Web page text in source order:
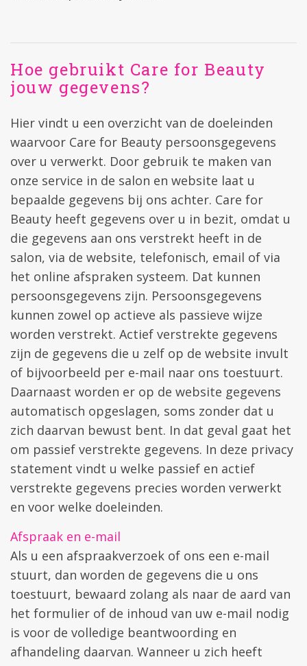
Hoe gebruikt Care for Beauty
jouw gegevens?
Hier vindt u een overzicht van de doeleinden
waarvoor Care for Beauty persoonsgegevens
over u verwerkt. Door gebruik te maken van
onze service in de salon en website laat u
bepaalde gegevens bij ons achter. Care for
Beauty heeft gegevens over u in bezit, omdat u
die gegevens aan ons verstrekt heeft in de
salon, via de website, telefonisch, email of via
het online afspraken systeem. Dat kunnen
persoonsgegevens zijn. Persoonsgegevens
kunnen zowel op actieve als passieve wijze
worden verstrekt. Actief verstrekte gegevens
zijn de gegevens die u zelf op de website invult
of bijvoorbeeld per e-mail naar ons toestuurt.
Daarnaast worden er op de website gegevens
automatisch opgeslagen, soms zonder dat u
zich daarvan bewust bent. In dat geval gaat het
om passief verstrekte gegevens. In deze privacy
statement vindt u welke passief en actief
verstrekte gegevens precies worden verwerkt
en voor welke doeleinden.
Afspraak en e-mail
Als u een afspraakverzoek of ons een e-mail
stuurt, dan worden de gegevens die u ons
toestuurt, bewaard zolang als naar de aard van
het formulier of de inhoud van uw e-mail nodig
is voor de volledige beantwoording en
afhandeling daarvan. Wanneer u zich heeft